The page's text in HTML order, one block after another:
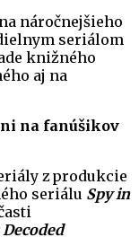
náročnejšieho
seriálom
knižného
aj na
na fanúšikov
z produkcie
seriálu Spy in